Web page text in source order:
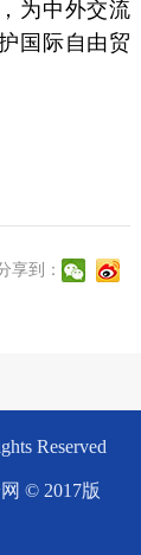
为中外交流
国际自由贸
享到：
Reserved
© 2017版